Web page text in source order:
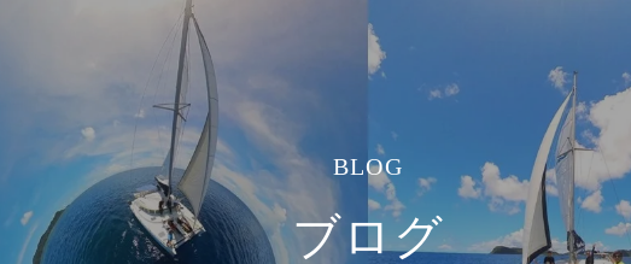
BLOG
ブログ